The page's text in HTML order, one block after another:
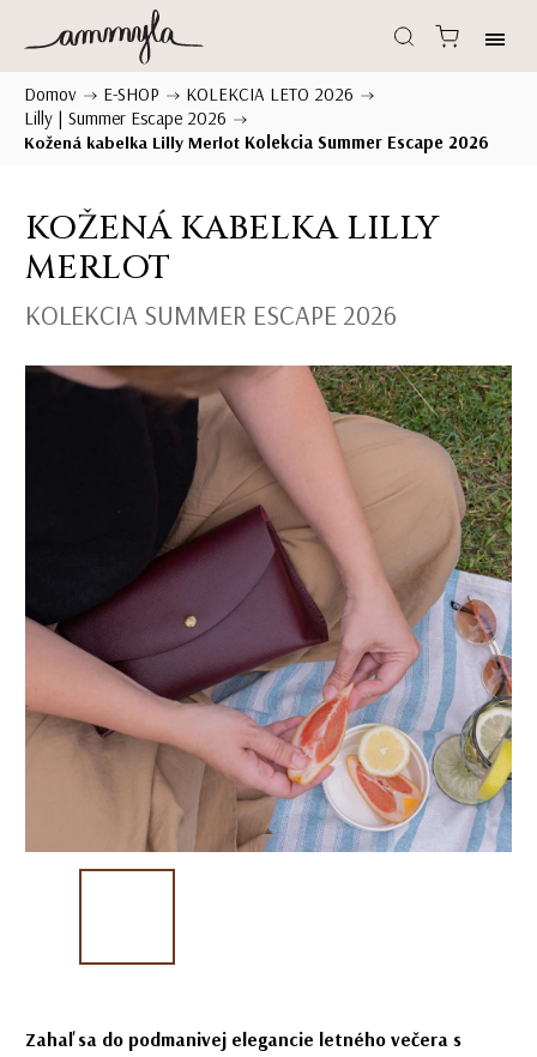
Domov / E-SHOP / KOLEKCIA LETO 2026 /
Lilly | Summer Escape 2026 /
Kožená kabelka Lilly Merlot Kolekcia Summer Escape 2026
KOŽENÁ KABELKA LILLY
MERLOT
KOLEKCIA SUMMER ESCAPE 2026
Zahaľ sa do podmanivej elegancie letného večera s